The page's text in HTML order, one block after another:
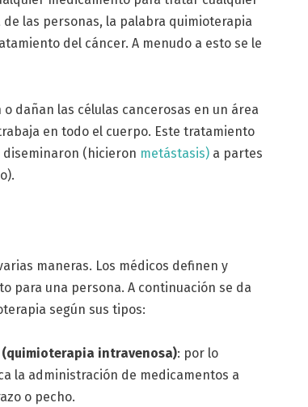
las personas, la palabra quimioterapia
del cáncer. A menudo a esto se le
dañan las células cancerosas en un área
en todo el cuerpo. Este tratamiento
diseminaron (hicieron metástasis) a partes
maneras. Los médicos definen y
para una persona. A continuación se da
según sus tipos:
intravenosa): por lo
la administración de medicamentos a
o pecho.